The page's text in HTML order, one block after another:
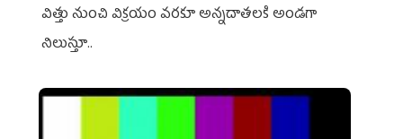
విత్తు నుంచి విక్రయం వరకూ అన్నదాతలకి అండగా
నిలుస్తూ..